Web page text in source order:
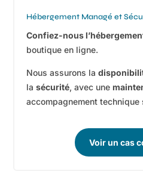
Hébergement Managé et
Confiez-nous
boutique en ligne.
Nous assurons la
lasécurité, avec une
accompagnement technique
Voir un cas